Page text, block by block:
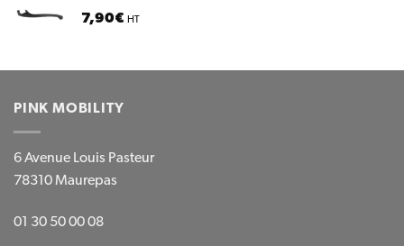
7,90€ HT
PINK MOBILITY
6 Avenue Louis Pasteur
78310 Maurepas
01 30 50 00 08